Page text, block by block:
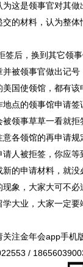
这是领事官对其
的材料，认为整体
签后，换到其它领
被领事官做出记
国使领馆，都有
点的领事馆申请签
领事草草一看就拒
各领馆的再申请
人被拒签，你应
或新的申请材料，
象，大家大可不必
大业，大家一定
注金年会app手机
/